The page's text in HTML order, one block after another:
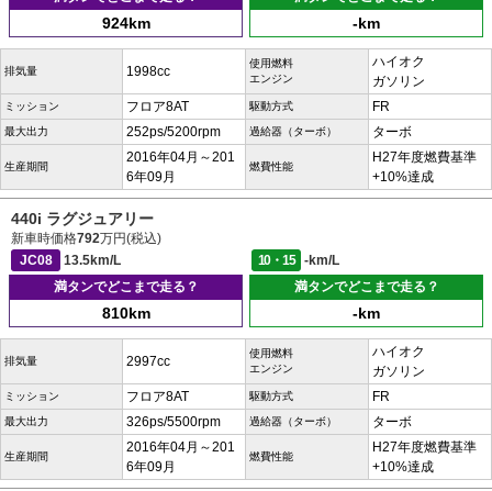
924km -km
排気量 1998cc
使用燃料
エンジン
ハイオク
ガソリン
ミッション フロア8AT 駆動方式 FR
最大出力 252ps/5200rpm 過給器（ターボ） ターボ
生産期間
2016年04月～201
6年09月
燃費性能
H27年度燃費基準
+10%達成
440i ラグジュアリー
新車時価格792万円(税込)
JC08
13.5km/L 10・15
-km/L
満タンでどこまで走る？
810km
満タンでどこまで走る？
-km
排気量 2997cc
使用燃料
エンジン
ハイオク
ガソリン
ミッション フロア8AT 駆動方式 FR
最大出力 326ps/5500rpm 過給器（ターボ） ターボ
生産期間
2016年04月～201
6年09月
燃費性能
H27年度燃費基準
+10%達成